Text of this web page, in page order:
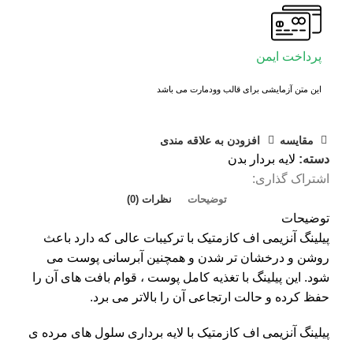
پرداخت ایمن
این متن آزمایشی برای قالب وودمارت می باشد
مقايسه افزودن به علاقه مندی
دسته: لایه بردار بدن
اشتراک گذاری:
توضیحات نظرات (0)
توضیحات
پیلینگ آنزیمی اف کازمتیک با ترکیبات عالی که دارد باعث
روشن و درخشان تر شدن و همچنین آبرسانی پوست می
شود. این پیلینگ با تغذیه کامل پوست ، قوام بافت های آن را
حفظ کرده و حالت ارتجاعی آن را بالاتر می برد.
پیلینگ آنزیمی اف کازمتیک با لایه برداری سلول های مرده ی